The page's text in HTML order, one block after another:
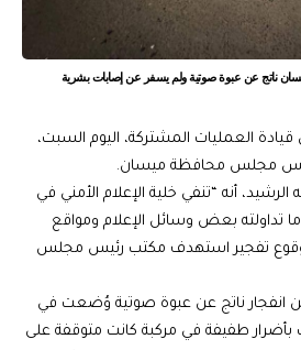
ميسان ناتج عن عبوة صوتية ولم يسفر عن إصابات بشرية
قيادة العمليات المشتركة، اليوم السبت،
مجلس محافظة ميسان.
الرشيد، أنه “تنفي خلية الإعلام الأمني في
تداولته بعض وسائل الإعلام ومواقع
وقوع تفجير استهدف مكتب رئيس مجلس
انفجار ناتج عن عبوة صوتية وُضعت في
بأضرار طفيفة في مركبة كانت متوقفة على